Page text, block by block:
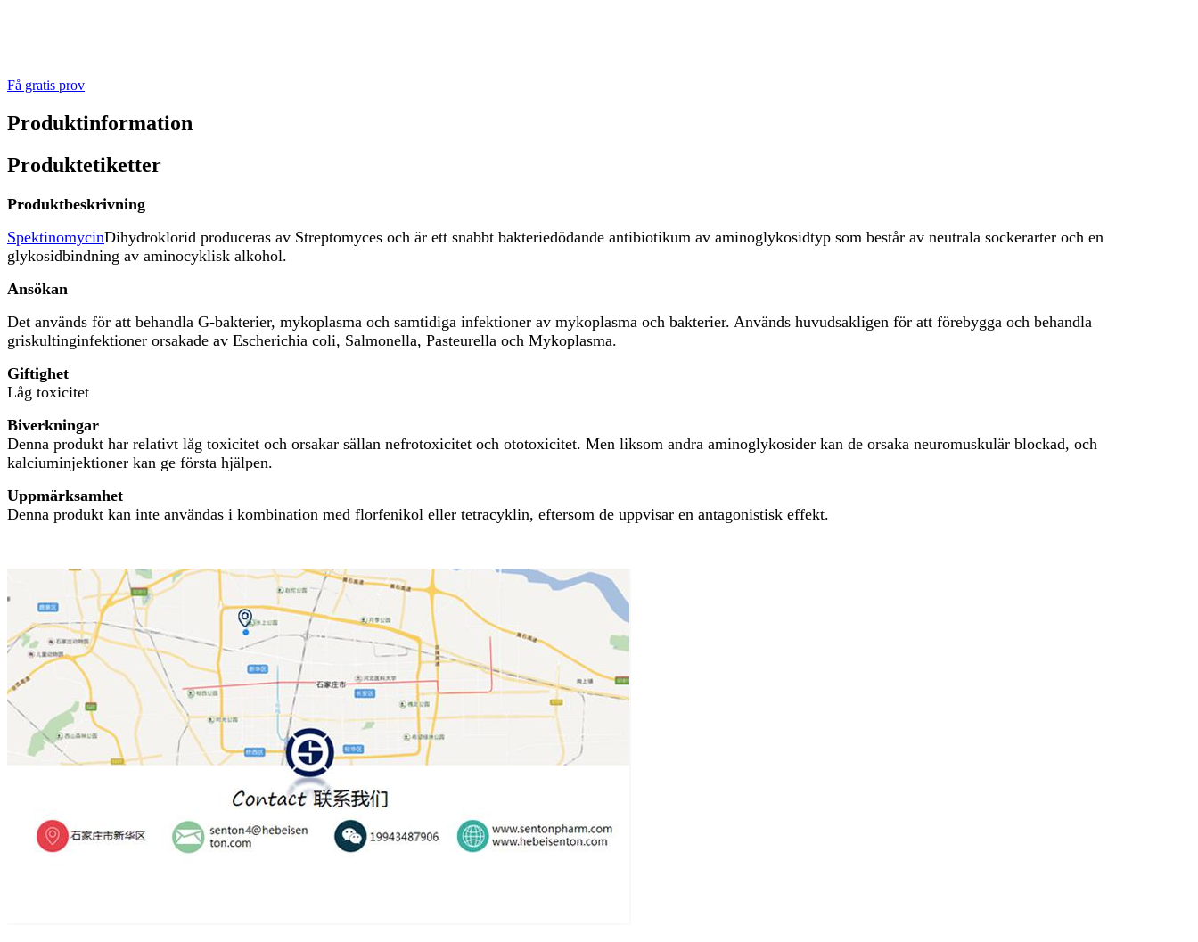
Få gratis prov
Produktinformation
Produktetiketter
Produktbeskrivning
SpektinomycinDihydroklorid produceras av Streptomyces och är ett snabbt bakteriedödande antibiotikum av aminoglykosidtyp som består av neutrala sockerarter och en
glykosidbindning av aminocyklisk alkohol.
Ansökan
Det används för att behandla G-bakterier, mykoplasma och samtidiga infektioner av mykoplasma och bakterier. Används huvudsakligen för att förebygga och behandla
griskultinginfektioner orsakade av Escherichia coli, Salmonella, Pasteurella och Mykoplasma.
Giftighet
Låg toxicitet
Biverkningar
Denna produkt har relativt låg toxicitet och orsakar sällan nefrotoxicitet och ototoxicitet. Men liksom andra aminoglykosider kan de orsaka neuromuskulär blockad, och
kalciuminjektioner kan ge första hjälpen.
Uppmärksamhet
Denna produkt kan inte användas i kombination med florfenikol eller tetracyklin, eftersom de uppvisar en antagonistisk effekt.